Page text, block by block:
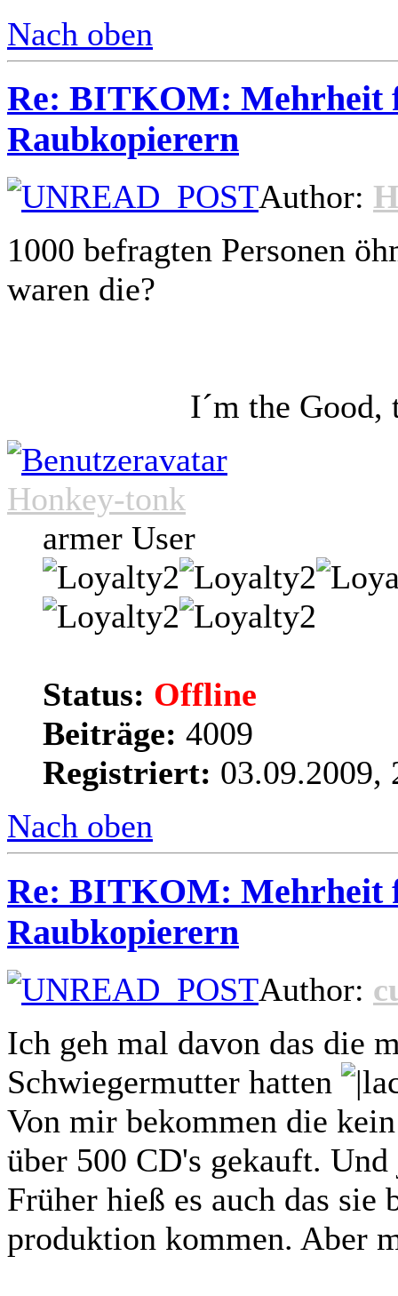
Nach oben
Re: BITKOM: Mehrheit
Raubkopierern
Author:
1000 befragten Personen
waren die?
I´m the Good,
Honkey-tonk
armer User
Status: Offline
Beiträge: 4009
Registriert: 03.09.2009,
Nach oben
Re: BITKOM: Mehrheit
Raubkopierern
Author:
Ich geh mal davon das die
Schwiegermutter hatten
Von mir bekommen die
über 500 CD's gekauft.
Früher hieß es auch das
produktion kommen. Aber